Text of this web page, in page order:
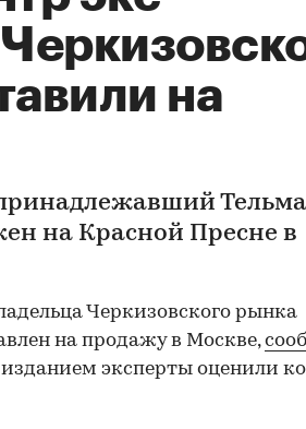
на
на Красной Пресне в
Черкизовского рынка
на продажу в Москве,
эксперты оценили